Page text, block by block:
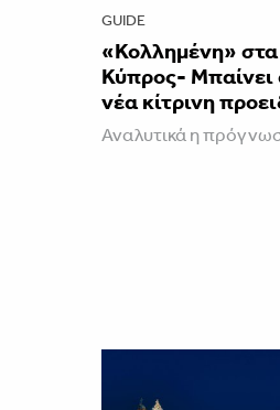
GUIDE
«Κολλημένη»
Κύπρος- Μπαίνει
νέα κίτρινη
Αναλυτικά η